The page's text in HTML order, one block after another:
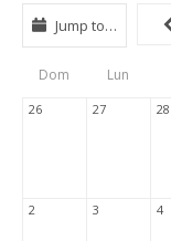
View
Type
Tabs
Jump to…
Dom Lun
26 27 28
2 3 4